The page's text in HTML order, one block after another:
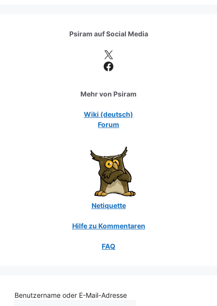
Psiram aufSocial Media
X
Facebook
Mehr von Psiram
Wiki (deutsch)
Forum
Netiquette
Hilfe zu Kommentaren
FAQ
Benutzername oder E-Mail-Adresse